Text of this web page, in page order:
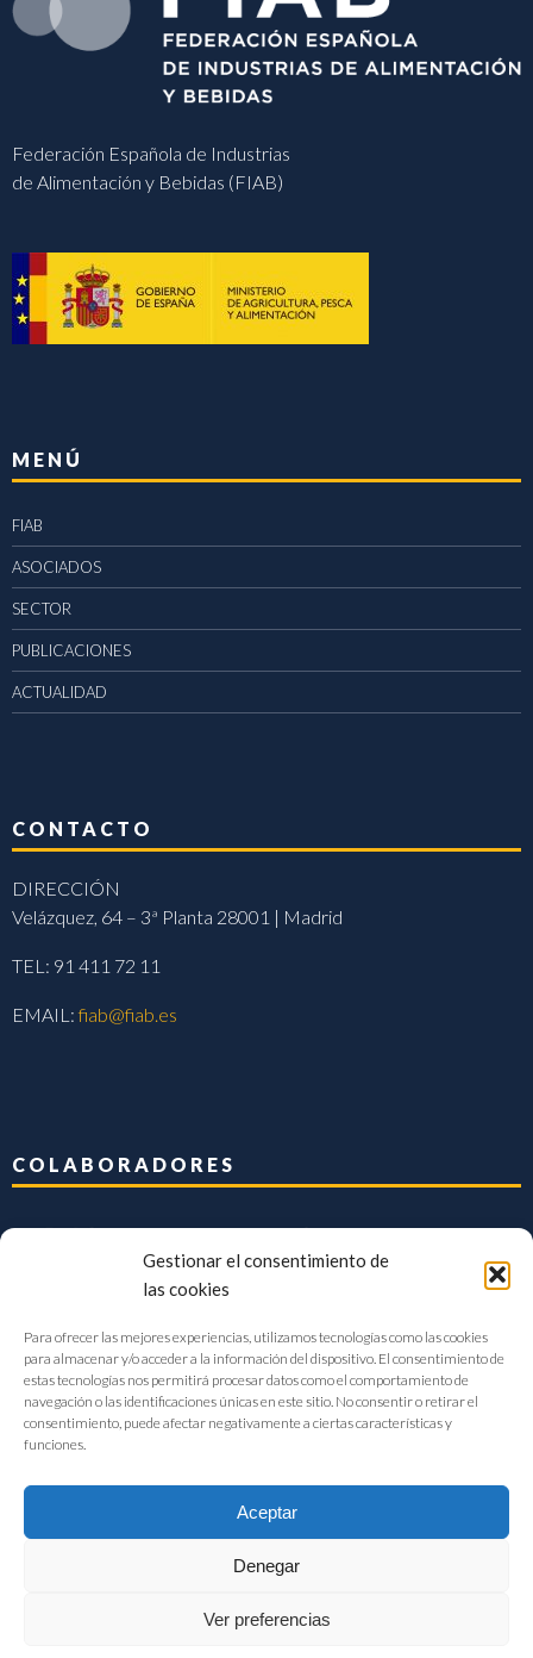
Gestionar el consentimiento de
las cookies
Para ofrecer las mejores experiencias, utilizamos tecnologías como las cookies
para almacenar y/o acceder a la información del dispositivo. El consentimiento de
estas tecnologías nos permitirá procesar datos como el comportamiento de
navegación o las identificaciones únicas en este sitio. No consentir o retirar el
consentimiento, puede afectar negativamente a ciertas características y
funciones.
Aceptar
Denegar
Ver preferencias
Federación Española de Industrias
de Alimentación y Bebidas (FIAB)
MENÚ
FIAB
ASOCIADOS
SECTOR
PUBLICACIONES
ACTUALIDAD
CONTACTO
DIRECCIÓN
Velázquez, 64 – 3ª Planta 28001 | Madrid
TEL: 91 411 72 11
EMAIL:fiab@fiab.es
COLABORADORES
FIAB Federación Española de Industrias de la Alimentación y Bebidas